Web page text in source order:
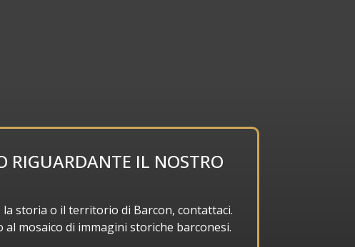
RIGUARDANTE IL NOSTRO
storia o il territorio di Barcon, contattaci.
mosaico di immagini storiche barconesi.